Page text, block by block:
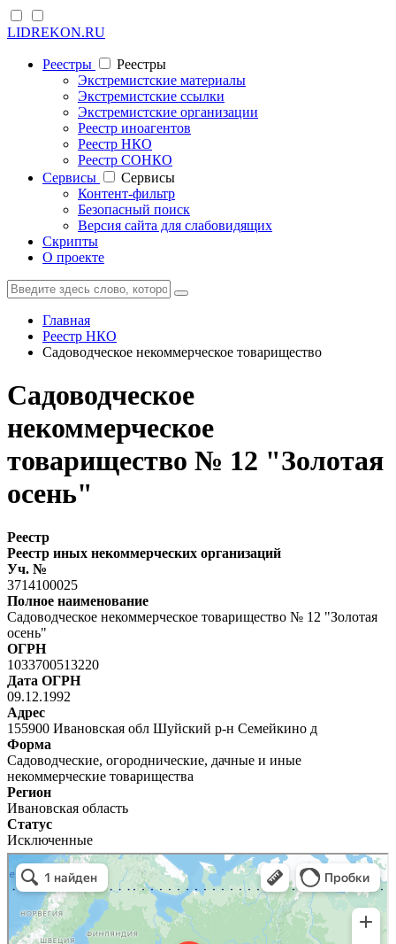
LIDREKON.RU
Реестры
Реестры
Экстремистские материалы
Экстремистские ссылки
Экстремистские организации
Реестр иноагентов
Реестр НКО
Реестр СОНКО
Cервисы
Cервисы
Контент-фильтр
Безопасный поиск
Версия сайта для слабовидящих
Скрипты
О проекте
Главная
Реестр НКО
Садоводческое некоммерческое товарищество
Садоводческое
некоммерческое
товарищество № 12 "Золотая
осень"
Реестр
Реестр иных некоммерческих организаций
Уч. №
3714100025
Полное наименование
Садоводческое некоммерческое товарищество № 12 "Золотая
осень"
ОГРН
1033700513220
Дата ОГРН
09.12.1992
Адрес
155900 Ивановская обл Шуйский р-н Семейкино д
Форма
Садоводческие, огороднические, дачные и иные
некоммерческие товарищества
Регион
Ивановская область
Статус
Исключенные